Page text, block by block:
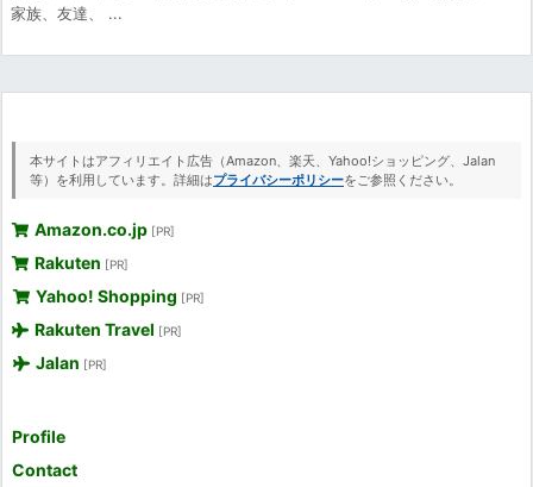
家族、友達、 ...
本サイトはアフィリエイト広告（Amazon、楽天、Yahoo!ショッピング、Jalan
等）を利用しています。詳細はプライバシーポリシーをご参照ください。
Amazon.co.jp [PR]
Rakuten [PR]
Yahoo! Shopping [PR]
Rakuten Travel [PR]
Jalan [PR]
Profile
Contact